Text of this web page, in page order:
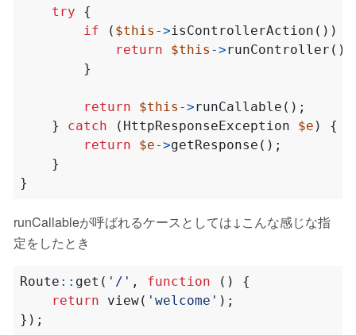
try
{
if
( $this ->isControllerAction ())
return
$this ->runController ();
}
return $this ->runCallable ();
}
catch ( HttpResponseException $e )
{
return
$e->getResponse ();
}
}
runCallableが呼ばれるケースとしては↓こんな感じな指
定をしたとき
Route :: get ( '/' , function ()
{
return
view( 'welcome' );
});